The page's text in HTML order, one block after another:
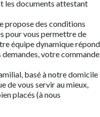
les documents attestant
propose des conditions
pour vous permettre de
équipe dynamique répond
demandes, votre commande
basé à notre domicile
de vous servir au mieux,
placés (à nous